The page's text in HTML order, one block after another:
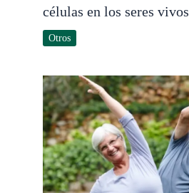
células en los seres vivos
Otros